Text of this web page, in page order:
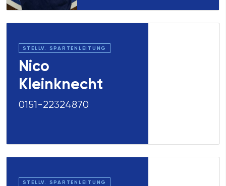
STELLV. SPARTENLEITUNG
Nico
Kleinknecht
0151-22324870
STELLV. SPARTENLEITUNG